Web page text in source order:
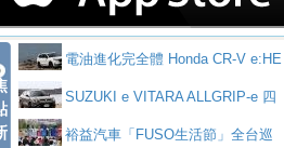
電油進化完全體 Honda CR-V e:HE
V PrestigeSUZUKI e VITARA ALLGRIP-e 四
驅精神的純電新詮釋
裕益汽車「FUSO生活節」全台巡